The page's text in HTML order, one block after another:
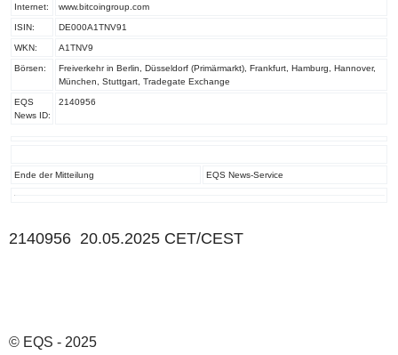
Internet: www.bitcoingroup.com
ISIN: DE000A1TNV91
WKN: A1TNV9
Börsen:
Freiverkehr in Berlin, Düsseldorf (Primärmarkt), Frankfurt, Hamburg, Hannover,
München, Stuttgart, Tradegate Exchange
EQS
News ID:
2140956
Ende der Mitteilung EQS News-Service
2140956 20.05.2025 CET/CEST
© EQS - 2025